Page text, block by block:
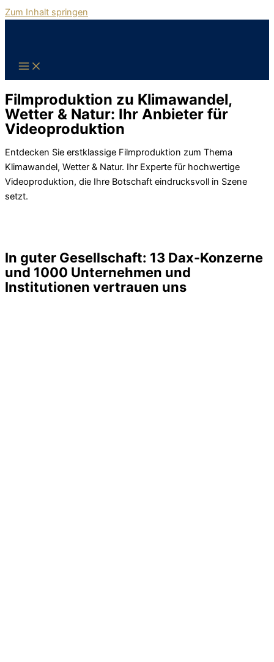
Zum Inhalt springen
Filmproduktion zu Klimawandel,
Wetter & Natur: Ihr Anbieter für
Videoproduktion
Entdecken Sie erstklassige Filmproduktion zum Thema
Klimawandel, Wetter & Natur. Ihr Experte für hochwertige
Videoproduktion, die Ihre Botschaft eindrucksvoll in Szene
setzt.
In guter Gesellschaft: 13 Dax-Konzerne
und 1000 Unternehmen und
Institutionen vertrauen uns